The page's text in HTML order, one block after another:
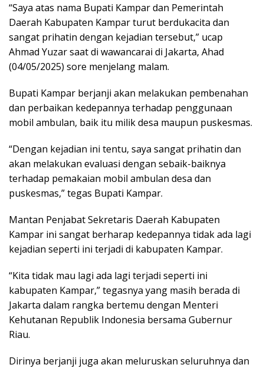
“Saya atas nama Bupati Kampar dan Pemerintah
Daerah Kabupaten Kampar turut berdukacita dan
sangat prihatin dengan kejadian tersebut,” ucap
Ahmad Yuzar saat di wawancarai di Jakarta, Ahad
(04/05/2025) sore menjelang malam.
Bupati Kampar berjanji akan melakukan pembenahan
dan perbaikan kedepannya terhadap penggunaan
mobil ambulan, baik itu milik desa maupun puskesmas.
“Dengan kejadian ini tentu, saya sangat prihatin dan
akan melakukan evaluasi dengan sebaik-baiknya
terhadap pemakaian mobil ambulan desa dan
puskesmas,” tegas Bupati Kampar.
Mantan Penjabat Sekretaris Daerah Kabupaten
Kampar ini sangat berharap kedepannya tidak ada lagi
kejadian seperti ini terjadi di kabupaten Kampar.
“Kita tidak mau lagi ada lagi terjadi seperti ini
kabupaten Kampar,” tegasnya yang masih berada di
Jakarta dalam rangka bertemu dengan Menteri
Kehutanan Republik Indonesia bersama Gubernur
Riau.
Dirinya berjanji juga akan meluruskan seluruhnya dan